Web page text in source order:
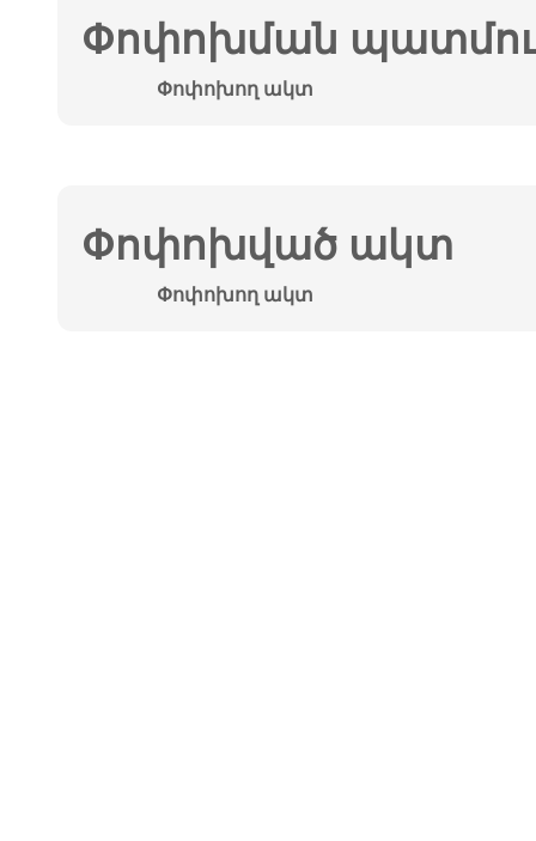
Փոփոխման
Փոփոխող ակտ
Փոփոխված ակտ
Փոփոխող ակտ